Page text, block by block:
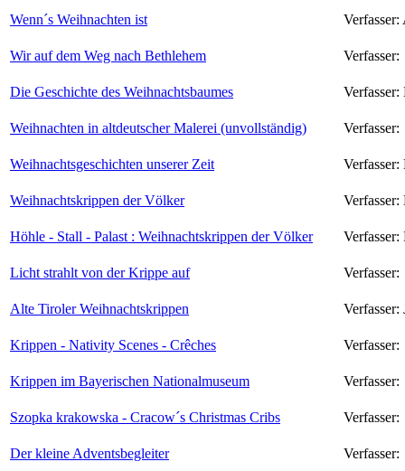
Wenn´s Weihnachten ist
Verfasser:
Wir auf dem Weg nach Bethlehem Verfasser:
Die Geschichte des Weihnachtsbaumes Verfasser:
Weihnachten in altdeutscher Malerei (unvollständig) Verfasser:
Weihnachtsgeschichten unserer Zeit Verfasser:
Weihnachtskrippen der Völker Verfasser:
Höhle - Stall - Palast : Weihnachtskrippen der Völker Verfasser:
Licht strahlt von der Krippe auf Verfasser:
Alte Tiroler Weihnachtskrippen Verfasser:
Krippen - Nativity Scenes - Crêches Verfasser:
Krippen im Bayerischen Nationalmuseum Verfasser:
Szopka krakowska - Cracow´s Christmas Cribs Verfasser:
Der kleine Adventsbegleiter Verfasser: